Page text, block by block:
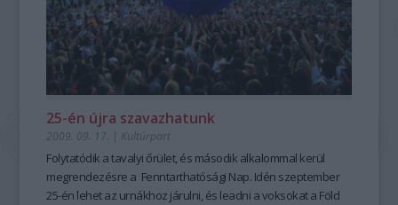
25-én újra szavazhatunk
2009. 09. 17. | Kultúrpart
Folytatódik a tavalyi őrület, és második alkalommal kerül
megrendezésre a Fenntarthatósági Nap. Idén szeptember
25-én lehet az urnákhoz járulni, és leadni a voksokat a Föld